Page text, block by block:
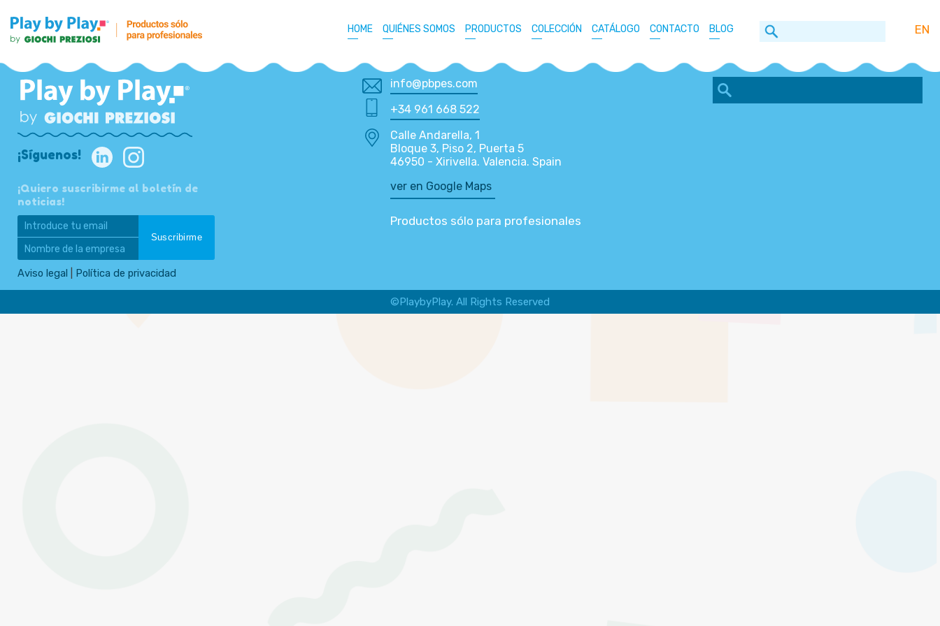
HOME QUIÉNES SOMOS PRODUCTOS COLECCIÓN CATÁLOGO CONTACTO BLOG EN
¡Síguenos!
¡Quiero suscribirme al boletín de
noticias!
Aviso legal Política de privacidad
info@pbpes.com
+34 961 668 522
Calle Andarella, 1
Bloque 3, Piso 2, Puerta 5
46950 - Xirivella. Valencia. Spain
ver en Google Maps
Productos sólo para profesionales
©PlaybyPlay. All Rights Reserved